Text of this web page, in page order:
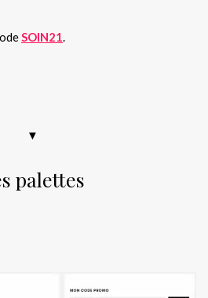
SOIN21.
▼
palettes